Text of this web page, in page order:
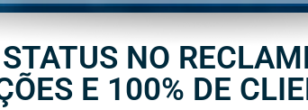
STATUS NO
E 100% DE